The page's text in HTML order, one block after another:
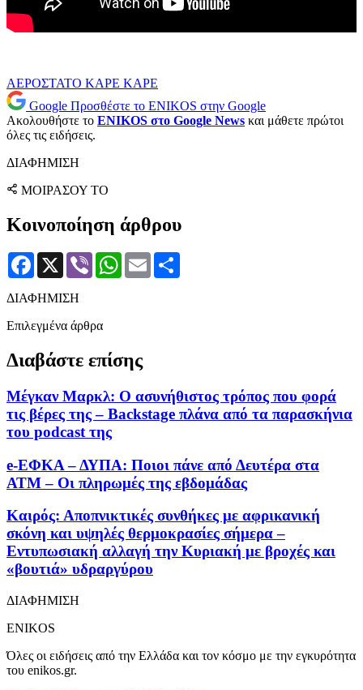
ΑΕΡΟΣΤΑΤΟ ΚΑΡΕ ΚΑΡΕ
Google Προσθέστε το ENIKOS στην Google
Ακολουθήστε το ENIKOS στο Google News και μάθετε πρώτοι
όλες τις ειδήσεις.
ΔΙΑΦΗΜΙΣΗ
ΜΟΙΡΑΣΟΥ ΤΟ
Κοινοποίηση άρθρου
Facebook
X Viber WhatsApp
Email
ΔΙΑΦΗΜΙΣΗ
Επιλεγμένα άρθρα
Διαβάστε επίσης
Μέγκαν Μαρκλ: Ο ασυνήθιστος τρόπος που φορά
τις βέρες της – Backstage πλάνα από τα παρασκήνια
του podcast της
e-ΕΦΚΑ – ΔΥΠΑ: Ποιοι πάνε από Δευτέρα στα
ΑΤΜ – Οι πληρωμές της εβδομάδας
Καιρός: Αποπνικτικές συνθήκες με αφρικανική
σκόνη και υψηλές θερμοκρασίες σήμερα –
Εντυπωσιακή αλλαγή την Κυριακή με βροχές και
«βουτιά» υδραργύρου
ΔΙΑΦΗΜΙΣΗ
ENIKOS
Όλες οι ειδήσεις από την Ελλάδα και τον κόσμο με την εγκυρότητα
του enikos.gr.